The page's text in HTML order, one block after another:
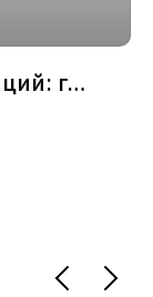
Абонемент №1 «35 лет традиций: главные события сезона»